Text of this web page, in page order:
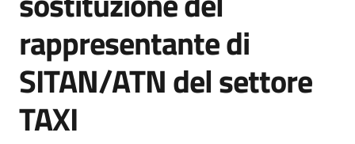
rappresentante di
SITAN/ATN del settore
TAXI